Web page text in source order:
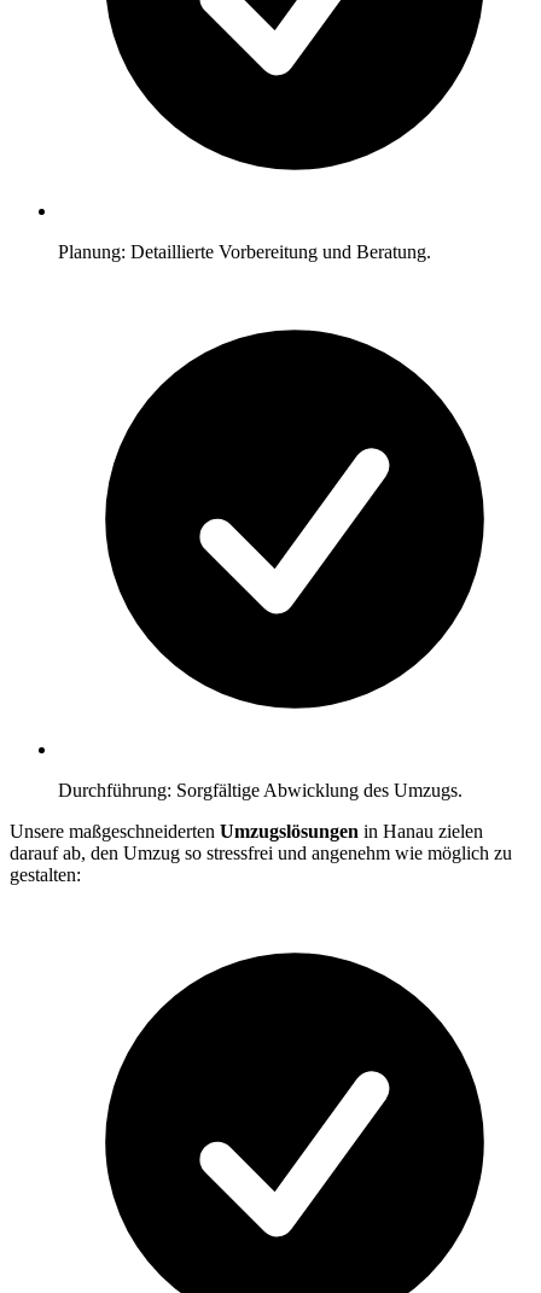
Planung: Detaillierte Vorbereitung und Beratung.
Durchführung: Sorgfältige Abwicklung des Umzugs.
Unsere maßgeschneiderten Umzugslösungen in Hanau zielen
darauf ab, den Umzug so stressfrei und angenehm wie möglich zu
gestalten: